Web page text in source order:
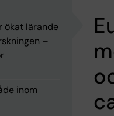
ökat lärande
–
inom